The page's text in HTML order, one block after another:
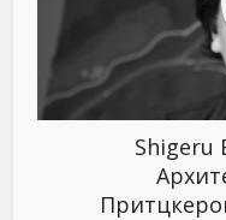
Shigeru